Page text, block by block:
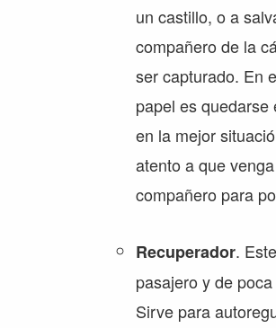
un castillo, o a
compañero de la
ser capturado. En
papel es quedarse
en la mejor
atento a que
compañero para
Recuperador.
pasajero y de
Sirve para